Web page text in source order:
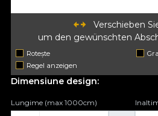
Verschieben
um den gewünschten
Rotește
Regel anzeigen
Dimensiune design:
Lungime (max 1000cm)